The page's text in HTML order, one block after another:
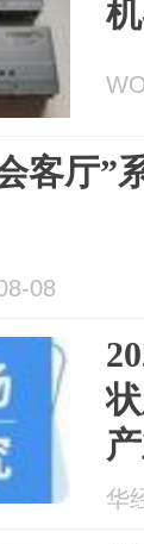
客厅”
08
华